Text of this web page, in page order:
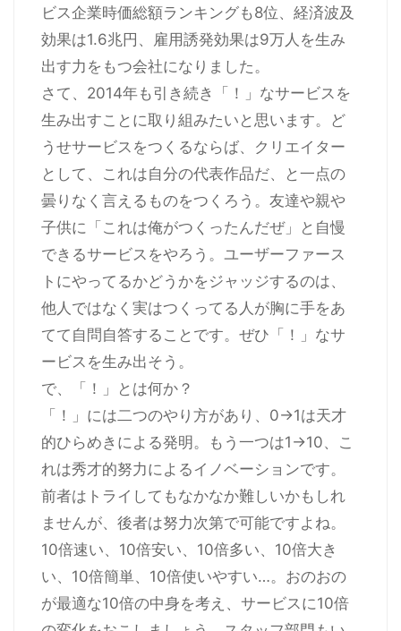
ビス企業時価総額ランキングも8位、経済波及
効果は1.6兆円、雇用誘発効果は9万人を生み
出す力をもつ会社になりました。
さて、2014年も引き続き「！」なサービスを
生み出すことに取り組みたいと思います。ど
うせサービスをつくるならば、クリエイター
として、これは自分の代表作品だ、と一点の
曇りなく言えるものをつくろう。友達や親や
子供に「これは俺がつくったんだぜ」と自慢
できるサービスをやろう。ユーザーファース
トにやってるかどうかをジャッジするのは、
他人ではなく実はつくってる人が胸に手をあ
てて自問自答することです。ぜひ「！」なサ
ービスを生み出そう。
で、「！」とは何か？
「！」には二つのやり方があり、0→1は天才
的ひらめきによる発明。もう一つは1→10、こ
れは秀才的努力によるイノベーションです。
前者はトライしてもなかなか難しいかもしれ
ませんが、後者は努力次第で可能ですよね。
10倍速い、10倍安い、10倍多い、10倍大き
い、10倍簡単、10倍使いやすい…。おのおの
が最適な10倍の中身を考え、サービスに10倍